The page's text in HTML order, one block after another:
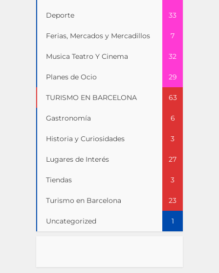
Deporte 33
Ferias, Mercados y Mercadillos 7
Musica Teatro Y Cinema 32
Planes de Ocio 29
TURISMO EN BARCELONA 63
Gastronomía 6
Historia y Curiosidades 3
Lugares de Interés 27
Tiendas 3
Turismo en Barcelona 23
Uncategorized 1